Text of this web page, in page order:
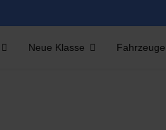
Neue Klasse Fahrzeuge